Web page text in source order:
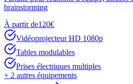
brainstorming
À partir de120€
Vidéoprojecteur HD 1080p
Tables modulables
Prises électriques multiples
+ 2 autres équipements